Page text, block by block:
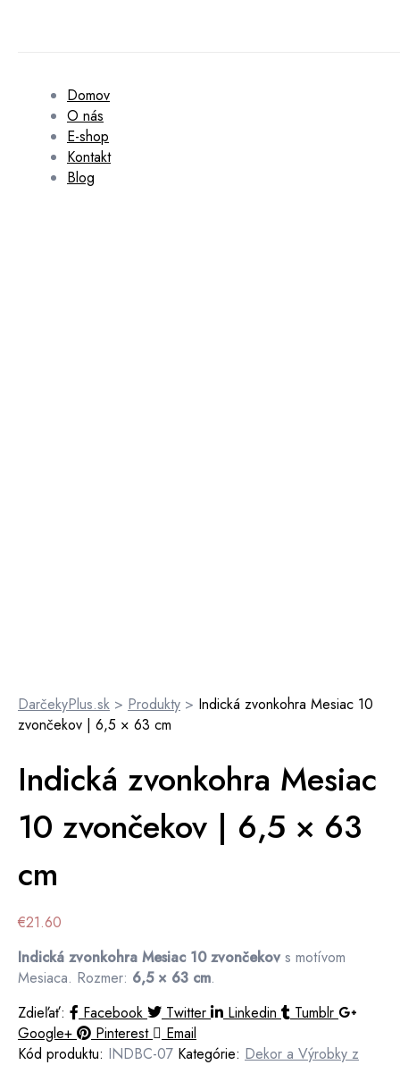
Domov
O nás
E-shop
Kontakt
Blog
DarčekyPlus.sk > Produkty > Indická zvonkohra Mesiac 10
zvončekov | 6,5 × 63 cm
Indická zvonkohra Mesiac
10 zvončekov | 6,5 × 63
cm
€21.60
Indická zvonkohra Mesiac 10 zvončekovs motívom
Mesiaca. Rozmer: 6,5 × 63 cm.
Zdieľať:
Facebook Twitter Linkedin
Tumblr
Google+
Pinterest
Email
Kód produktu: INDBC-07 Kategórie: Dekor a Výrobky z